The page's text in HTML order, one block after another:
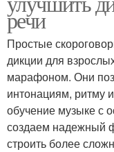
речи
Простые
дикции для
марафоном. Они
интонациям, ритму
обучение музыке с
создаем надежный
строить более